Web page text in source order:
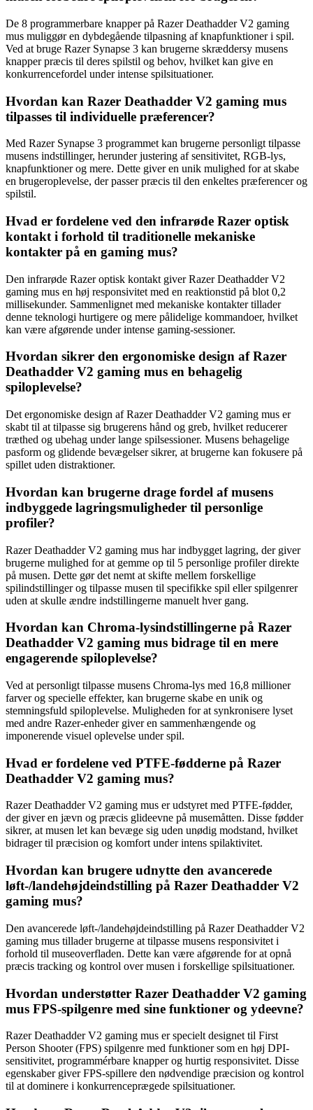
De 8 programmerbare knapper på Razer Deathadder V2 gaming
mus muliggør en dybdegående tilpasning af knapfunktioner i spil.
Ved at bruge Razer Synapse 3 kan brugerne skræddersy musens
knapper præcis til deres spilstil og behov, hvilket kan give en
konkurrencefordel under intense spilsituationer.
Hvordan kan Razer Deathadder V2 gaming mus
tilpasses til individuelle præferencer?
Med Razer Synapse 3 programmet kan brugerne personligt tilpasse
musens indstillinger, herunder justering af sensitivitet, RGB-lys,
knapfunktioner og mere. Dette giver en unik mulighed for at skabe
en brugeroplevelse, der passer præcis til den enkeltes præferencer og
spilstil.
Hvad er fordelene ved den infrarøde Razer optisk
kontakt i forhold til traditionelle mekaniske
kontakter på en gaming mus?
Den infrarøde Razer optisk kontakt giver Razer Deathadder V2
gaming mus en høj responsivitet med en reaktionstid på blot 0,2
millisekunder. Sammenlignet med mekaniske kontakter tillader
denne teknologi hurtigere og mere pålidelige kommandoer, hvilket
kan være afgørende under intense gaming-sessioner.
Hvordan sikrer den ergonomiske design af Razer
Deathadder V2 gaming mus en behagelig
spiloplevelse?
Det ergonomiske design af Razer Deathadder V2 gaming mus er
skabt til at tilpasse sig brugerens hånd og greb, hvilket reducerer
træthed og ubehag under lange spilsessioner. Musens behagelige
pasform og glidende bevægelser sikrer, at brugerne kan fokusere på
spillet uden distraktioner.
Hvordan kan brugerne drage fordel af musens
indbyggede lagringsmuligheder til personlige
profiler?
Razer Deathadder V2 gaming mus har indbygget lagring, der giver
brugerne mulighed for at gemme op til 5 personlige profiler direkte
på musen. Dette gør det nemt at skifte mellem forskellige
spilindstillinger og tilpasse musen til specifikke spil eller spilgenrer
uden at skulle ændre indstillingerne manuelt hver gang.
Hvordan kan Chroma-lysindstillingerne på Razer
Deathadder V2 gaming mus bidrage til en mere
engagerende spiloplevelse?
Ved at personligt tilpasse musens Chroma-lys med 16,8 millioner
farver og specielle effekter, kan brugerne skabe en unik og
stemningsfuld spiloplevelse. Muligheden for at synkronisere lyset
med andre Razer-enheder giver en sammenhængende og
imponerende visuel oplevelse under spil.
Hvad er fordelene ved PTFE-fødderne på Razer
Deathadder V2 gaming mus?
Razer Deathadder V2 gaming mus er udstyret med PTFE-fødder,
der giver en jævn og præcis glideevne på musemåtten. Disse fødder
sikrer, at musen let kan bevæge sig uden unødig modstand, hvilket
bidrager til præcision og komfort under intens spilaktivitet.
Hvordan kan brugere udnytte den avancerede
løft-/landehøjdeindstilling på Razer Deathadder V2
gaming mus?
Den avancerede løft-/landehøjdeindstilling på Razer Deathadder V2
gaming mus tillader brugerne at tilpasse musens responsivitet i
forhold til museoverfladen. Dette kan være afgørende for at opnå
præcis tracking og kontrol over musen i forskellige spilsituationer.
Hvordan understøtter Razer Deathadder V2 gaming
mus FPS-spilgenre med sine funktioner og ydeevne?
Razer Deathadder V2 gaming mus er specielt designet til First
Person Shooter (FPS) spilgenre med funktioner som en høj DPI-
sensitivitet, programmérbare knapper og hurtig responsivitet. Disse
egenskaber giver FPS-spillere den nødvendige præcision og kontrol
til at dominere i konkurrenceprægede spilsituationer.